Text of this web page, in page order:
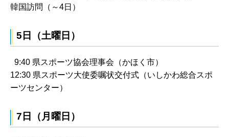
韓国訪問（～4日）
5日（土曜日）
9:40 県スポーツ協会理事会（かほく市）
12:30 県スポーツ大使委嘱状交付式（いしかわ総合スポ
ーツセンター）
7日（月曜日）